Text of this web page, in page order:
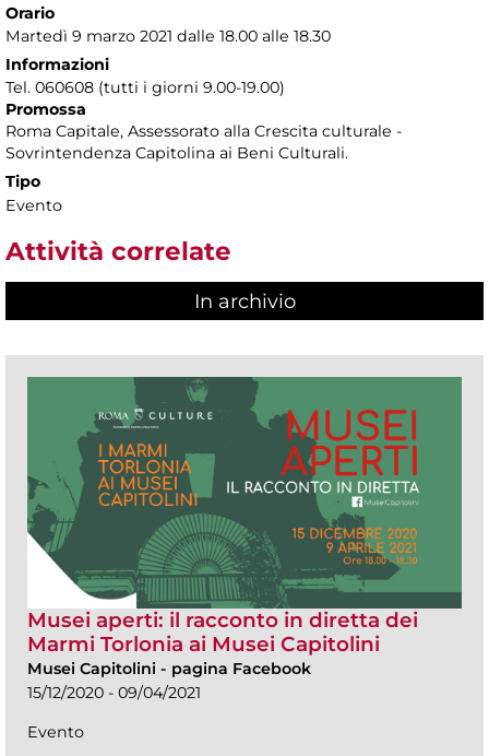
Orario
Martedì 9 marzo 2021 dalle 18.00 alle 18.30
Informazioni
Tel. 060608 (tutti i giorni 9.00-19.00)
Promossa
Roma Capitale, Assessorato alla Crescita culturale -
Sovrintendenza Capitolina ai Beni Culturali.
Tipo
Evento
Attività correlate
In archivio
Musei aperti: il racconto in diretta dei
Marmi Torlonia ai Musei Capitolini
Musei Capitolini - pagina Facebook
15/12/2020 - 09/04/2021
Evento